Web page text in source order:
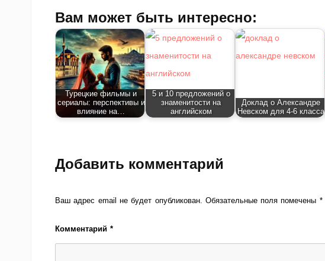
Вам может быть интересно:
Турецкие фильмы и
сериалы: перспективы и
влияние на…
5 и 10 предложений о
знаменитости на
английском
Доклад о Александре
Невском для 4-6 класса
Добавить комментарий
Ваш адрес email не будет опубликован. Обязательные поля помечены *
Комментарий*